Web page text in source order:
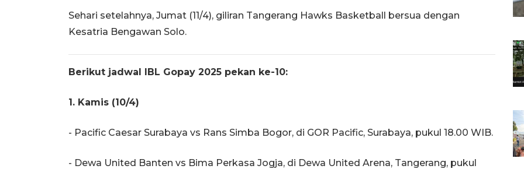
Sehari setelahnya, Jumat (11/4), giliran Tangerang Hawks Basketball bersua dengan
Kesatria Bengawan Solo.
Berikut jadwal IBL Gopay 2025 pekan ke-10:
1. Kamis (10/4)
- Pacific Caesar Surabaya vs Rans Simba Bogor, di GOR Pacific, Surabaya, pukul 18.00 WIB.
- Dewa United Banten vs Bima Perkasa Jogja, di Dewa United Arena, Tangerang, pukul